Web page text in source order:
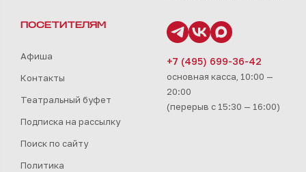
ПОСЕТИТЕЛЯМ
Афиша
Контакты
Театральный буфет
Подписка на рассылку
Поиск по сайту
Политика
+7 (495) 699-36-42
основная касса, 10:00 —
20:00
(перерыв с 15:30 — 16:00)